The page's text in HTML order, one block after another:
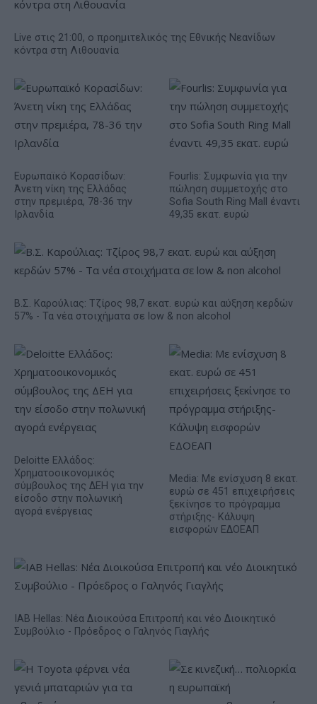
Live στις 21:00, ο προημιτελικός της Εθνικής Νεανίδων
κόντρα στη Λιθουανία
Ευρωπαϊκό Κορασίδων:
Άνετη νίκη της Ελλάδας
στην πρεμιέρα, 78-36 την
Ιρλανδία
Fourlis: Συμφωνία για την
πώληση συμμετοχής στο
Sofia South Ring Mall έναντι
49,35 εκατ. ευρώ
Β.Σ. Καρούλιας: Τζίρος 98,7 εκατ. ευρώ και αύξηση κερδών
57% - Τα νέα στοιχήματα σε low & non alcohol
Deloitte Ελλάδος:
Χρηματοοικονομικός
σύμβουλος της ΔΕΗ για την
είσοδο στην πολωνική
αγορά ενέργειας
Media: Με ενίσχυση 8 εκατ.
ευρώ σε 451 επιχειρήσεις
ξεκίνησε το πρόγραμμα
στήριξης- Κάλυψη
εισφορών ΕΔΟΕΑΠ
IAB Hellas: Νέα Διοικούσα Επιτροπή και νέο Διοικητικό
Συμβούλιο - Πρόεδρος ο Γαληνός Γιαγλής